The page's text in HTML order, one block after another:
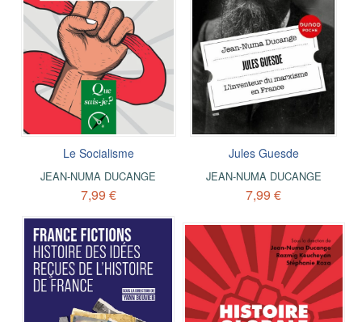
Le Socialisme
JEAN-NUMA DUCANGE
7,99 €
Jules Guesde
JEAN-NUMA DUCANGE
7,99 €